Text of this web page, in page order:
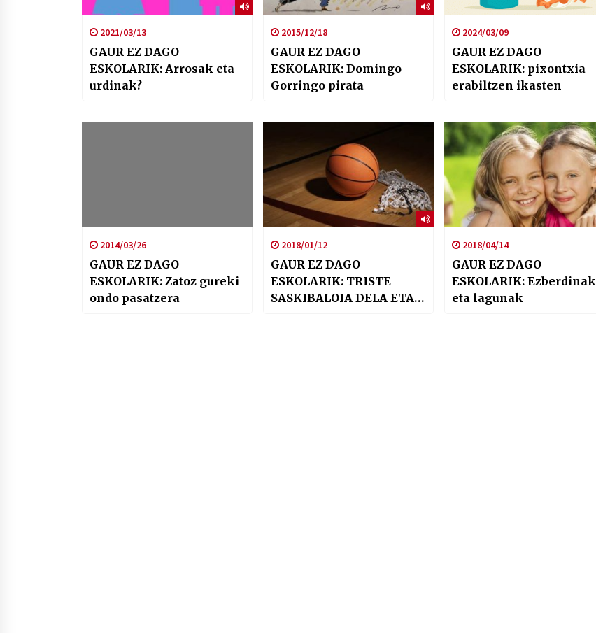
2021/03/13
GAUR EZ DAGO
ESKOLARIK: Arrosak eta
urdinak?
2015/12/18
GAUR EZ DAGO
ESKOLARIK: Domingo
Gorringo pirata
2024/03/09
GAUR EZ DAGO
ESKOLARIK: pixontxia
erabiltzen ikasten
2014/03/26
GAUR EZ DAGO
ESKOLARIK: Zatoz gureki
ondo pasatzera
2018/01/12
GAUR EZ DAGO
ESKOLARIK: TRISTE
SASKIBALOIA DELA ETA
2018/04/14
GAUR EZ DAGO
ESKOLARIK: Ezberdinak
eta lagunak